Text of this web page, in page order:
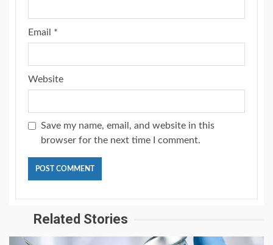
Email *
Website
Save my name, email, and website in this
browser for the next time I comment.
Related Stories